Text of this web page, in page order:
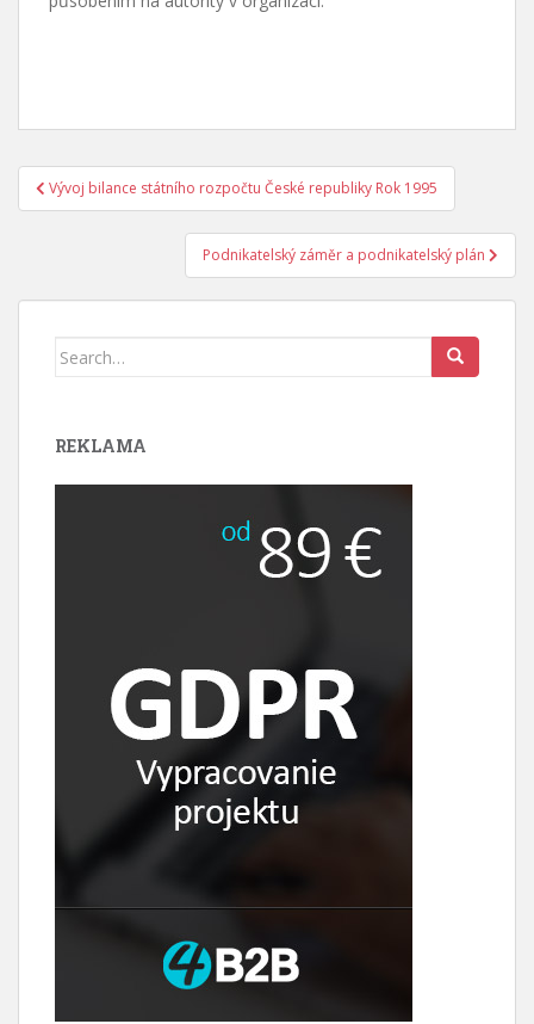
Navigace
pro
Vývoj bilance státního rozpočtu České republiky Rok 1995
Podnikatelský záměr a podnikatelský plán
Search
REKLAMA